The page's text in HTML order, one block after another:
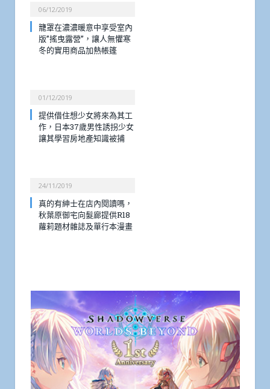
06/12/2019
籠罩在濃濃暖意中享受室內
版”搖曳露營”，讓人無懼寒
冬的實用商品加熱帳篷
01/12/2019
提供借住想少女將來為其工
作，日本37歲男性誘拐少女
讓其學習房地產知識被捕
24/11/2019
真的有紳士在店內閱讀嗎，
秋葉原御宅向髮廊提供R18
蘿莉題材雜誌及單行本漫畫